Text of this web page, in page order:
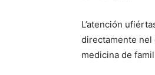
L’atención
directamente nel
medicina de